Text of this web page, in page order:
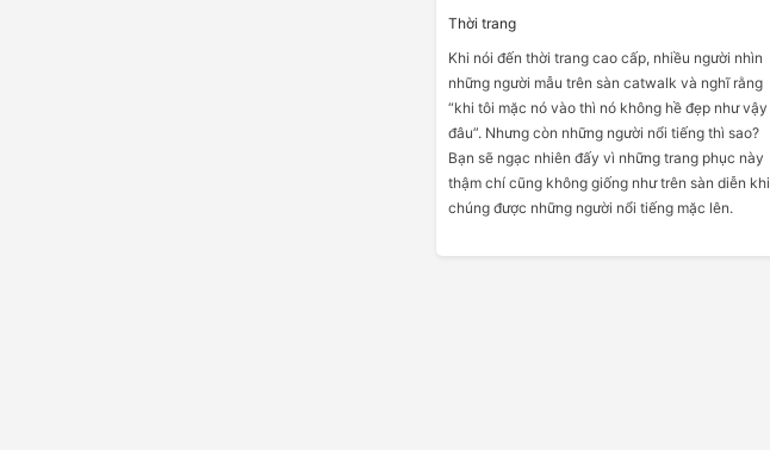
Thời trang
Khi nói đến thời trang cao cấp, nhiều người nhìn
những người mẫu trên sàn catwalk và nghĩ rằng
“khi tôi mặc nó vào thì nó không hề đẹp như vậy
đâu”. Nhưng còn những người nổi tiếng thì sao?
Bạn sẽ ngạc nhiên đấy vì những trang phục này
thậm chí cũng không giống như trên sàn diễn khi
chúng được những người nổi tiếng mặc lên.